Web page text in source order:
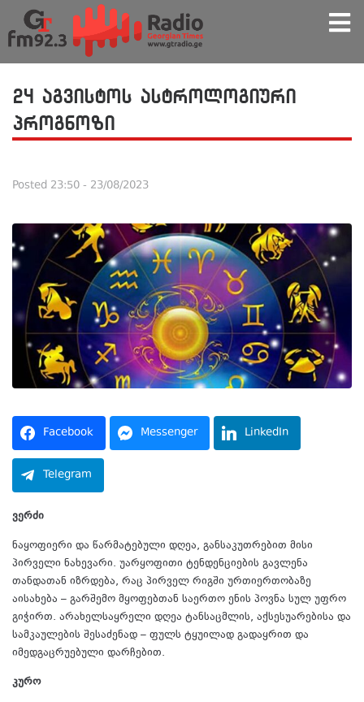
24 აგვისტოს ასტროლოგიური
პროგნოზი
Posted 23:50 - 23/08/2023
Facebook Messenger LinkedIn
Telegram
ვერძი
ნაყოფიერი და წარმატებული დღეა, განსაკუთრებით მისი
პირველი ნახევარი. უარყოფითი ტენდენციების გავლენა
თანდათან იზრდება, რაც პირველ რიგში ურთიერთობაზე
აისახება – გარშემო მყოფებთან საერთო ენის პოვნა სულ უფრო
გიჭირთ. არახელსაყრელი დღეა ტანსაცმლის, აქსესუარებისა და
სამკაულების შესაძენად – ფულს ტყუილად გადაყრით და
იმედგაცრუებული დარჩებით.
კურო